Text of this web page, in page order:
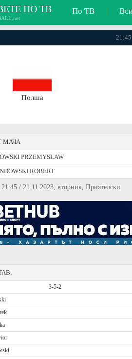
ПО ТВ По ТВ |
Полша
МАЧА
PRZEMYSLAW
ROBERT
/ 21.11.2023, вторник, Приятелски
3-5-2